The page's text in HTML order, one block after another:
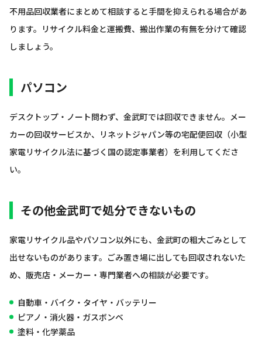
不用品回収業者にまとめて相談すると手間を抑えられる場合があ
ります。リサイクル料金と運搬費、搬出作業の有無を分けて確認
しましょう。
パソコン
デスクトップ・ノート問わず、金武町では回収できません。メー
カーの回収サービスか、リネットジャパン等の宅配便回収（小型
家電リサイクル法に基づく国の認定事業者）を利用してくださ
い。
その他金武町で処分できないもの
家電リサイクル品やパソコン以外にも、金武町の粗大ごみとして
出せないものがあります。ごみ置き場に出しても回収されないた
め、販売店・メーカー・専門業者への相談が必要です。
自動車・バイク・タイヤ・バッテリー
ピアノ・消火器・ガスボンベ
塗料・化学薬品